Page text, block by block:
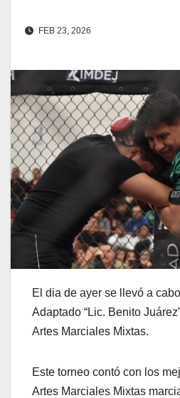
FEB 23, 2026
El dia de ayer se llevó a
Adaptado “Lic. Benito
Artes Marciales Mixtas.
Este torneo contó con los
Artes Marciales Mixtas